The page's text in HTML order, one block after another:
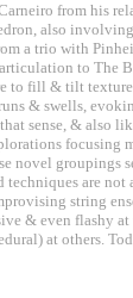
from his
also
a trio with
to The
to fill & tilt
& swells,
sense, & also
focusing
novel
techniques are
string
& even flashy
at others.